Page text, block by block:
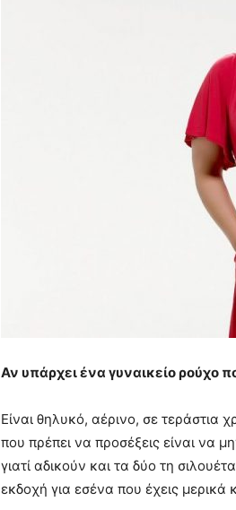
Αν υπάρχει ένα γυναικείο ρούχο
Είναι θηλυκό, αέρινο, σε τεράστια
που πρέπει να προσέξεις είναι να
γιατί αδικούν και τα δύο τη
εκδοχή για εσένα που έχεις μερικά